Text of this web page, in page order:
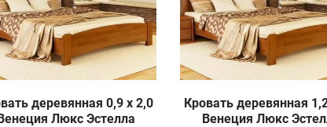
деревянная 0,9 х 2,0
Люкс Эстелла
Кровать деревянная
Венеция Люкс